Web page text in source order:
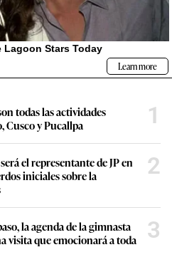
todas las actividades
Cusco y Pucallpa
1
el representante de JP en
iniciales sobre la
2
la agenda de la gimnasta
visita que emocionará a toda
3